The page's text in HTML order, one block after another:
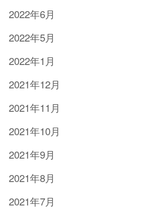
2022年6月
2022年5月
2022年1月
2021年12月
2021年11月
2021年10月
2021年9月
2021年8月
2021年7月